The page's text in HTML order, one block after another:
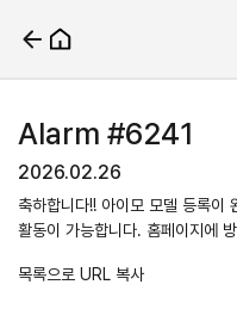
Alarm #6241
2026.02.26
축하합니다!! 아이모 모델 등록이
활동이 가능합니다. 홈페이지에
목록으로 URL 복사